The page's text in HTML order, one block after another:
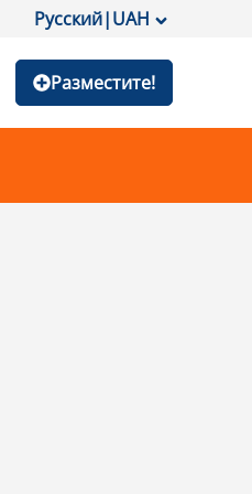
Русский|UAH
Разместите!